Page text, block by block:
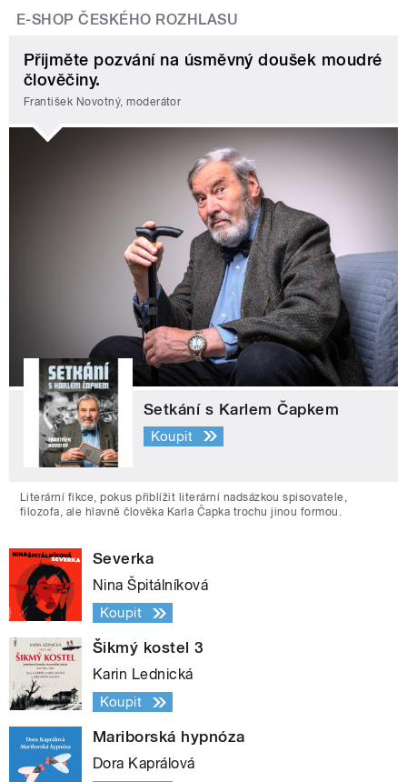
E-SHOP ČESKÉHO ROZHLASU
Přijměte pozvání na úsměvný doušek moudré
člověčiny.
František Novotný, moderátor
Setkání s Karlem Čapkem
Koupit
Literární fikce, pokus přiblížit literární nadsázkou spisovatele,
filozofa, ale hlavně člověka Karla Čapka trochu jinou formou.
Severka
Nina Špitálníková
Koupit
Šikmý kostel 3
Karin Lednická
Koupit
Mariborská hypnóza
Dora Kaprálová